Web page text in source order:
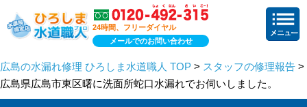
24時間、フリーダイヤル
メールでのお問い合わせ
広島の水漏れ修理 ひろしま水道職人 TOP > スタッフの修理報告 >
広島県広島市東区曙に洗面所蛇口水漏れでお伺いしました。